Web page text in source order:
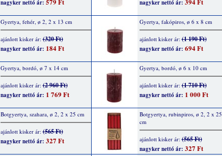
nagyker nettó ár: nagyker nettó ár:
Gyertya, fehér, ø 2, 2 x 13 cm
ajánlott kisker ár:(320 Ft)
nagyker nettó ár: 184 Ft
Gyertya, fakópiros, ø 6 x 8 cm
ajánlott kisker ár:(1 190 Ft)
nagyker nettó ár: 694 Ft
Gyertya, bordó, ø 7 x 14 cm
ajánlott kisker ár:(2 960 Ft)
nagyker nettó ár: 1 769 Ft
Gyertya, bordó, ø 6 x 10 cm
ajánlott kisker ár:(1 710 Ft)
nagyker nettó ár: 1 000 Ft
Botgyertya, szahara, ø 2, 2 x 25 cm
ajánlott kisker ár:(565 Ft)
nagyker nettó ár: 327 Ft
Botgyertya, rubinpiros, ø 2, 2 x 25
cm
ajánlott kisker ár:(565 Ft)
nagyker nettó ár: 327 Ft